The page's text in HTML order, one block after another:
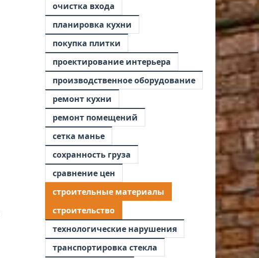
очистка входа
планировка кухни
покупка плитки
проектирование интерьера
производственное оборудование
ремонт кухни
ремонт помещений
сетка манье
сохранность груза
сравнение цен
строительные материалы
строительство
технологические нарушения
транспортировка стекла